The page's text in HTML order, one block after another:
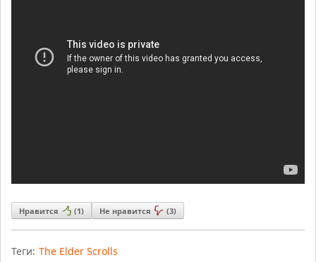
Нравится (1) Не нравится (3)
Теги: The Elder Scrolls